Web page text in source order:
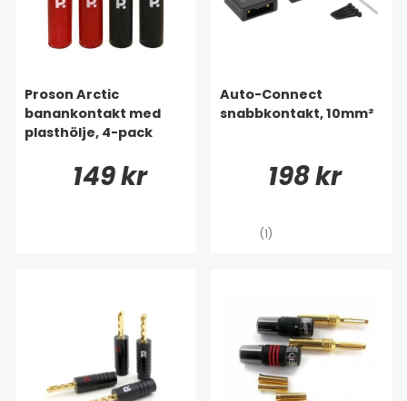
Proson Arctic
banankontakt med
plasthölje, 4-pack
149 kr
Auto-Connect
snabbkontakt, 10mm²
198 kr
(1)